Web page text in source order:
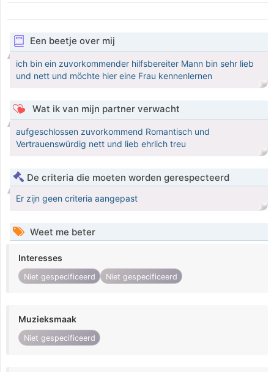
Een beetje over mij
ich bin ein zuvorkommender hilfsbereiter Mann bin sehr lieb
und nett und möchte hier eine Frau kennenlernen
Wat ik van mijn partner verwacht
aufgeschlossen zuvorkommend Romantisch und
Vertrauenswürdig nett und lieb ehrlich treu
De criteria die moeten worden gerespecteerd
Er zijn geen criteria aangepast
Weet me beter
Interesses
Niet gespecificeerd Niet gespecificeerd
Muzieksmaak
Niet gespecificeerd